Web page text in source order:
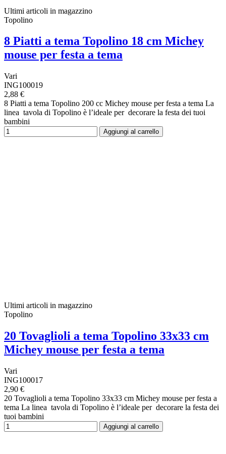
Ultimi articoli in magazzino
Topolino
8 Piatti a tema Topolino 18 cm Michey
mouse per festa a tema
Vari
ING100019
2,88 €
8 Piatti a tema Topolino 200 cc Michey mouse per festa a tema La
linea tavola di Topolino è l’ideale per decorare la festa dei tuoi
bambini
Aggiungi al carrello
Ultimi articoli in magazzino
Topolino
20 Tovaglioli a tema Topolino 33x33 cm
Michey mouse per festa a tema
Vari
ING100017
2,90 €
20 Tovaglioli a tema Topolino 33x33 cm Michey mouse per festa a
tema La linea tavola di Topolino è l’ideale per decorare la festa dei
tuoi bambini
Aggiungi al carrello